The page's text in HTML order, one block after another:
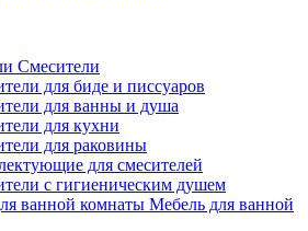
Смесители
для биде и писсуаров
для ванны и душа
для кухни
для раковины
для смесителей
с гигиеническим душем
Мебель для ванной